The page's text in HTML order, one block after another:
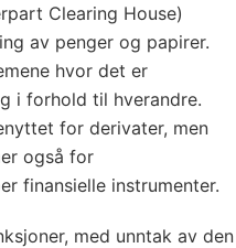
Clearing House)
av penger og papirer.
hvor det er
i forhold til hverandre.
for derivater, men
også for
finansielle instrumenter.
med unntak av den